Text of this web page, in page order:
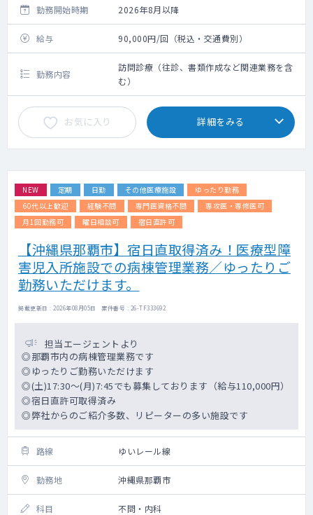
勤務開始時期 2026年8月以降
給与 90,000円/回（税込・交通費別）
勤務内容
訪問診療（往診、書類作成など関連業務を含
む）
お気に入り 詳細をみる
NEW 定期 日勤 その他医療施設
ゆったり勤務
60代以上歓迎
経験不問 専門医資格不問
専攻医・専修医可
月1回勤務可
曜日相談可 宿日直許可
【沖縄県那覇市】宿日直取得済み！医療型障
害児入所施設での病棟管理業務／ゆったりご
勤務いただけます。
掲載更新日 : 2026年08月05日 案件番号 : 26-TF333692
担当エージェントより
◎那覇市内の病棟管理業務です
◎ゆったりご勤務いただけます
◎(土)17:30～(月)7:45でも募集しております（給与110,000円）
◎宿日直許可取得済み
◎弊社からのご紹介多数、リピーターの多い施設です
路線 ゆいレール線
勤務地 沖縄県那覇市
科目 不問・内科